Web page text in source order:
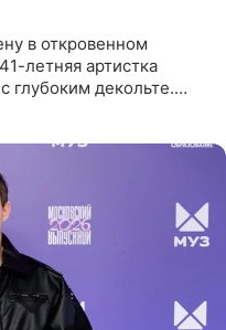
в откровенном
летняя артистка
глубоким декольте.